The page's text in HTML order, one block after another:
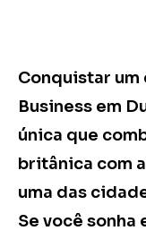
Conquistar
Business em
única que
britânica com
uma das
Se você sonha